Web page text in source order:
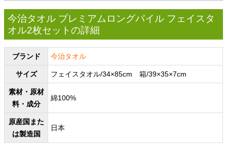
今治タオル プレミアムロングパイル フェイスタ
オル2枚セットの詳細
ブランド 今治タオル
サイズ フェイスタオル/34×85cm 箱/39×35×7cm
素材・原材
料・成分
綿100%
原産国また
は製造国
日本